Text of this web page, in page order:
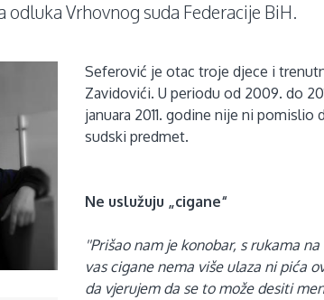
Vrhovnog suda Federacije BiH.
Seferović je otac troje djece i
Zavidovići. U periodu od 2009. do
januara 2011. godine nije ni
sudski predmet.
Ne uslužuju „cigane“
''Prišao nam je konobar, s rukama
vas cigane nema više ulaza ni pića
da vjerujem da se to može desiti